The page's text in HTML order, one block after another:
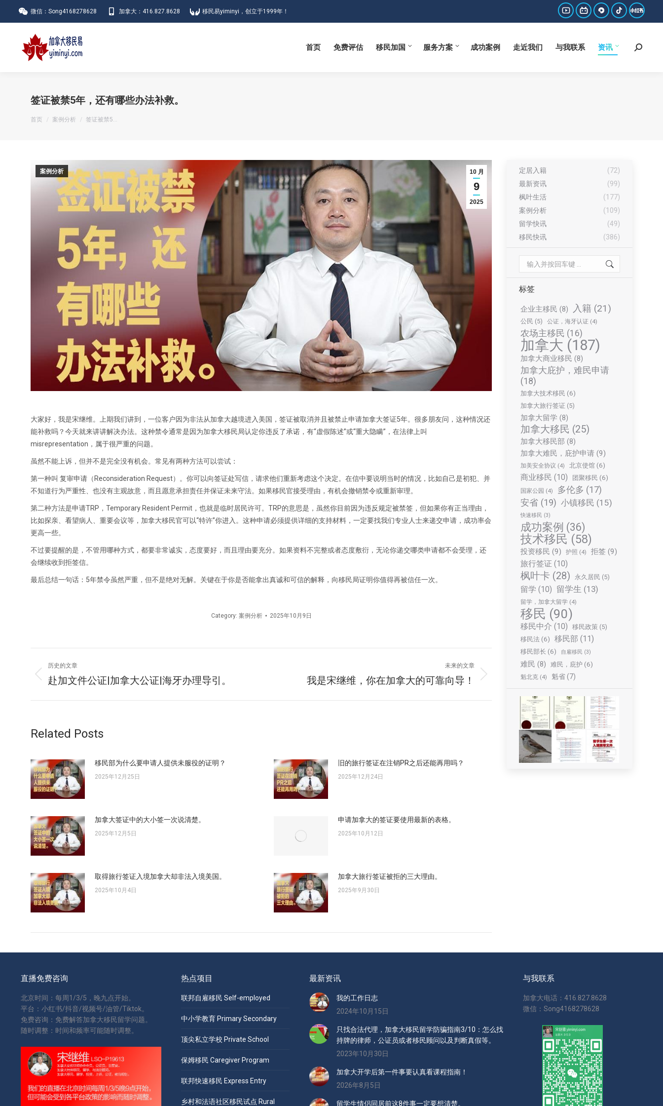
微信：Song4168278628 加拿大：416.827.8628 移民易yiminyi，创立于1999年！
YouTube
opens
哔
哔
西
page
抖
page
小
书
首页 免费评估 移民加国 服务方案 成功案例 走近我们 与我联系 资讯 Search:
签证被禁5年，还有哪些办法补救。
您在这里：
首页 案例分析 签证被禁5…
10 月
9
2025
案例分析
大家好，我是宋继维。上期我们讲到，一位客户因为非法从加拿大越境进入美国，签证被取消并且被禁止申请加拿大签证5年。很多朋友问，这种情况还
能补救吗？今天就来讲讲解决办法。这种禁令通常是因为加拿大移民局认定你违反了承诺，有“虚假陈述”或“重大隐瞒”，在法律上叫
misrepresentation，属于很严重的问题。
虽然不能上诉，但并不是完全没有机会。常见有两种方法可以尝试：
第一种叫 复审申请（Reconsideration Request）。你可以向签证处写信，请求他们重新考虑这个决定。在信中要说明当时的情况，比如自己是初犯、并
不知道行为严重性、也没有主观故意，而且愿意承担责任并保证未来守法。如果移民官接受理由，有机会撤销禁令或重新审理。
第二种方法是申请TRP，Temporary Resident Permit，也就是临时居民许可。TRP的意思是，虽然你目前因为违反规定被禁签，但如果你有正当理由，
比如探亲、看望病人、重要会议等，加拿大移民官可以“特许”你进入。这种申请必须提供详细的支持材料，一定要找我们专业人士来递交申请，成功率会
更高一些。
不过要提醒的是，不管用哪种方式，都要非常诚实，态度要好，而且理由要充分。如果资料不完整或者态度敷衍，无论你递交哪类申请都不会受理，还
会继续收到拒签信。
最后总结一句话：5年禁令虽然严重，但不是绝对无解。关键在于你是否能拿出真诚和可信的解释，向移民局证明你值得再被信任一次。
Category: 案例分析 2025年10月9日
章
导
航
历史的文章
历
章：
赴加文件公证|加拿大公证|海牙办理导引。
未来的文章
我是宋继维，你在加拿大的可靠向导！
Related Posts
移民部为什么要申请人提供未服役的证明？
2025年12月25日
旧的旅行签证在注销PR之后还能再用吗？
2025年12月24日
加拿大签证中的大小签一次说清楚。
2025年12月5日
申请加拿大的签证要使用最新的表格。
2025年10月12日
取得旅行签证入境加拿大却非法入境美国。
2025年10月4日
加拿大旅行签证被拒的三大理由。
2025年9月30日
定居入籍
(72)
最新资讯
(99)
枫叶生活
(177)
案例分析
(109)
留学快讯
(49)
移民快讯
(386)
Search:
标签
企业主移民 (8) 入籍 (21)
公民 (5) 公证，海牙认证 (4)
农场主移民 (16)
加拿大 (187)
加拿大商业移民 (8)
加拿大庇护，难民申请
(18)
加拿大技术移民 (6)
加拿大旅行签证 (5)
加拿大留学 (8)
加拿大移民 (25)
加拿大移民部 (8)
加拿大难民，庇护申请 (9)
加美安全协议 (4) 北京使馆 (6)
商业移民 (10) 团聚移民 (6)
国家公园 (4) 多伦多 (17)
安省 (19) 小镇移民 (15)
快速移民 (3)
成功案例 (36)
技术移民 (58)
投资移民 (9) 护照 (4) 拒签 (9)
旅行签证 (10)
枫叶卡 (28) 永久居民 (5)
留学 (10) 留学生 (13)
留学，加拿大留学 (4)
移民 (90)
移民中介 (10) 移民政策 (5)
移民法 (6) 移民部 (11)
移民部长 (6) 自雇移民 (3)
难民 (8) 难民，庇护 (6)
魁北克 (4) 魁省(7)
直播免费咨询
北京时间：每周1/3/5，晚九点开始。
平台：小红书/抖音/视频号/油管/Tiktok。
免费咨询：免费解答加拿大移民留学问题。
随时调整：时间和频率可能随时调整。
热点项目
联邦自雇移民 Self-employed
中小学教育 Primary Secondary
顶尖私立学校 Private School
保姆移民 Caregiver Program
联邦快速移民 Express Entry
乡村和法语社区移民试点 Rural
最新资讯
我的工作日志
2024年10月15日
只找合法代理，加拿大移民留学防骗指南3/10：怎么找
持牌的律师，公证员或者移民顾问以及判断真假等。
2023年10月30日
加拿大开学后第一件事要认真看课程指南！
2026年8月5日
留学生情侣同居前这8件事一定要想清楚。
与我联系
加拿大电话：416.827.8628
微信：Song4168278628
与我联系 资讯 Search: